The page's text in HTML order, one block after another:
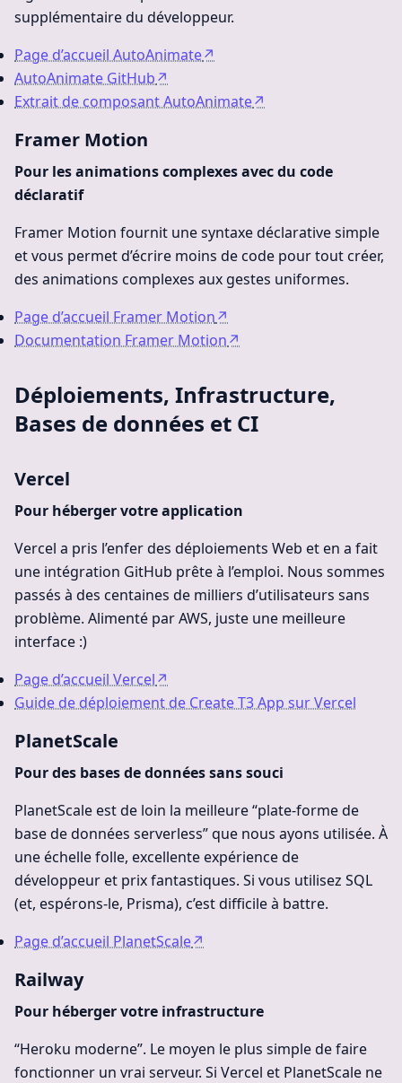
supplémentaire du développeur.
Page d’accueil AutoAnimate↗
AutoAnimate GitHub↗
Extrait de composant AutoAnimate↗
Framer Motion
Pour les animations complexes avec du code
déclaratif
Framer Motion fournit une syntaxe déclarative simple
et vous permet d’écrire moins de code pour tout créer,
des animations complexes aux gestes uniformes.
Page d’accueil Framer Motion↗
Documentation Framer Motion↗
Déploiements, Infrastructure,
Bases de données et CI
Vercel
Pour héberger votre application
Vercel a pris l’enfer des déploiements Web et en a fait
une intégration GitHub prête à l’emploi. Nous sommes
passés à des centaines de milliers d’utilisateurs sans
problème. Alimenté par AWS, juste une meilleure
interface :)
Page d’accueil Vercel↗
Guide de déploiement de Create T3 App sur Vercel
PlanetScale
Pour des bases de données sans souci
PlanetScale est de loin la meilleure “plate-forme de
base de données serverless” que nous ayons utilisée. À
une échelle folle, excellente expérience de
développeur et prix fantastiques. Si vous utilisez SQL
(et, espérons-le, Prisma), c’est difficile à battre.
Page d’accueil PlanetScale↗
Railway
Pour héberger votre infrastructure
“Heroku moderne”. Le moyen le plus simple de faire
fonctionner un vrai serveur. Si Vercel et PlanetScale ne